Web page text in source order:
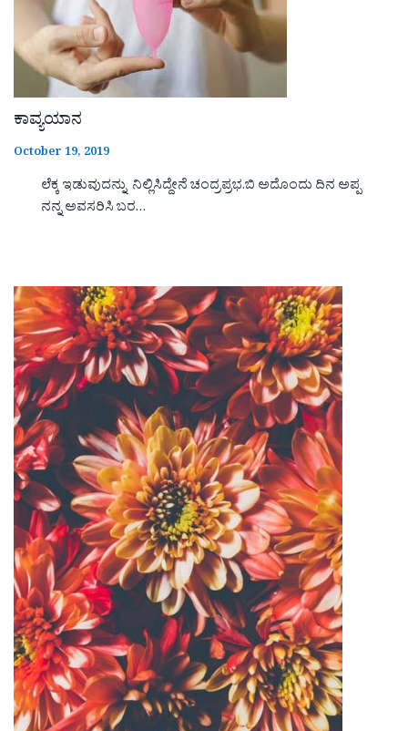
ಕಾವ್ಯಯಾನ
October 19, 2019
ಲೆಕ್ಕ ಇಡುವುದನ್ನು ನಿಲ್ಲಿಸಿದ್ದೇನೆ ಚಂದ್ರಪ್ರಭ.ಬಿ ಅದೊಂದು ದಿನ ಅಪ್ಪ
ನನ್ನ ಅವಸರಿಸಿ ಬರ…